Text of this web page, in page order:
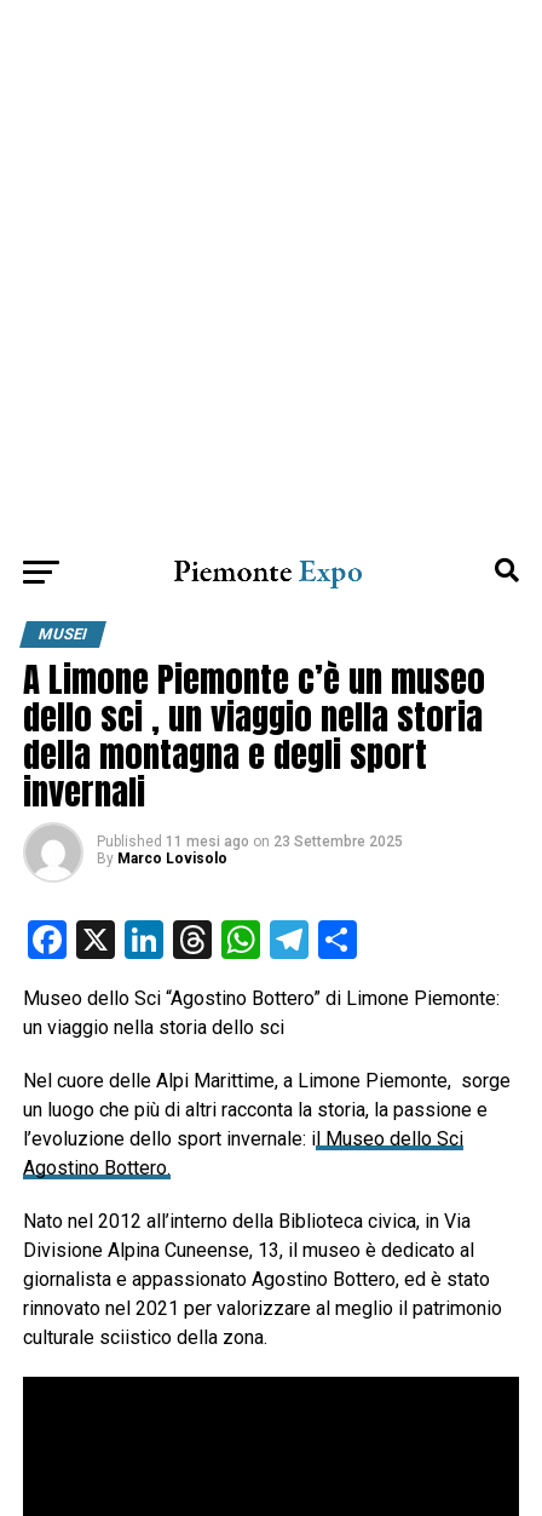
MUSEI
A Limone Piemonte c’è un museo
dello sci , un viaggio nella storia
della montagna e degli sport
invernali
Published 11 mesi ago on 23 Settembre 2025
By Marco Lovisolo
Facebook
X LinkedIn
Threads
WhatsApp
Telegram
Condividi
Museo dello Sci “Agostino Bottero” di Limone Piemonte:
un viaggio nella storia dello sci
Nel cuore delle Alpi Marittime, a Limone Piemonte, sorge
un luogo che più di altri racconta la storia, la passione e
l’evoluzione dello sport invernale: il Museo dello Sci
Agostino Bottero.
Nato nel 2012 all’interno della Biblioteca civica, in Via
Divisione Alpina Cuneense, 13, il museo è dedicato al
giornalista e appassionato Agostino Bottero, ed è stato
rinnovato nel 2021 per valorizzare al meglio il patrimonio
culturale sciistico della zona.